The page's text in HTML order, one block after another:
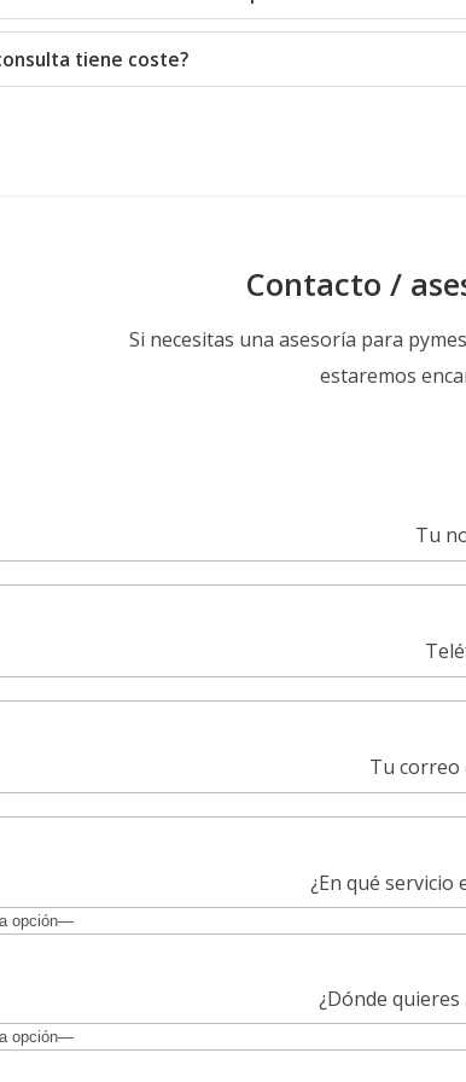
tiene coste?
Contacto /
Si necesitas una asesoría para
estaremos
Tu
Tu correo
¿En qué servicio
¿Dónde